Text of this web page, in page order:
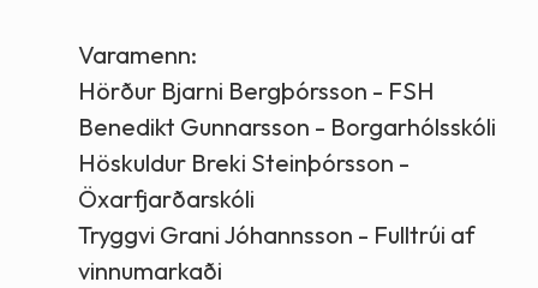
Varamenn:
Hörður Bjarni Bergþórsson - FSH
Benedikt Gunnarsson - Borgarhólsskóli
Höskuldur Breki Steinþórsson -
Öxarfjarðarskóli
Tryggvi Grani Jóhannsson - Fulltrúi af
vinnumarkaði